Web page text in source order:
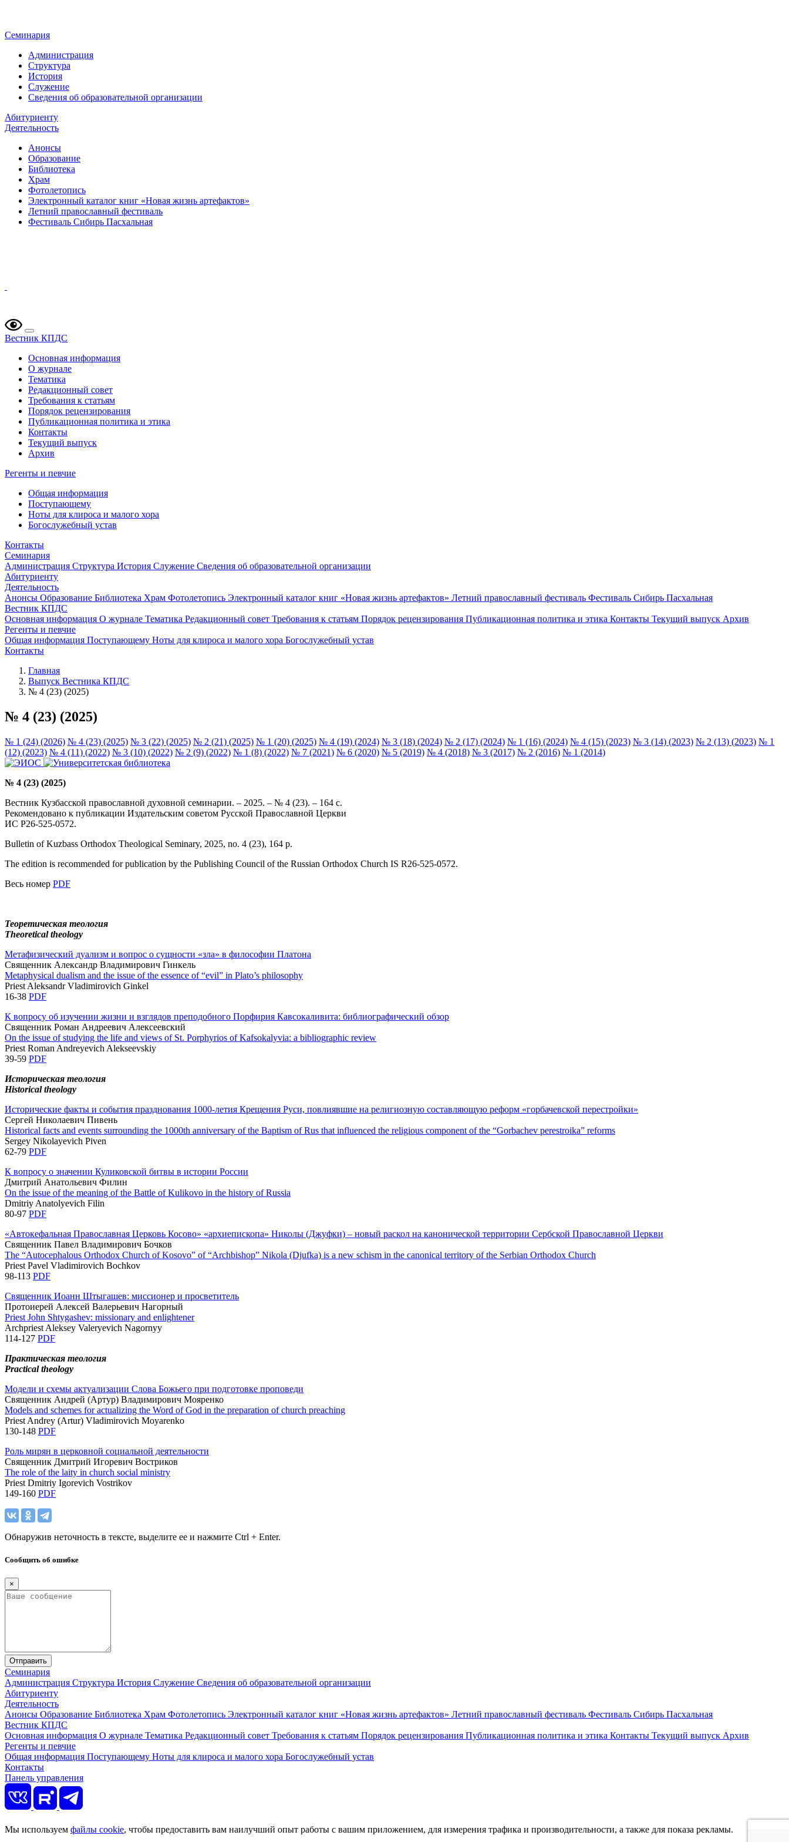
Семинария
Администрация
Структура
История
Служение
Сведения об образовательной организации
Абитуриенту
Деятельность
Анонсы
Образование
Библиотека
Храм
Фотолетопись
Электронный каталог книг «Новая жизнь артефактов»
Летний православный фестиваль
Фестиваль Сибирь Пасхальная
Вестник КПДС
Основная информация
О журнале
Тематика
Редакционный совет
Требования к статьям
Порядок рецензирования
Публикационная политика и этика
Контакты
Текущий выпуск
Архив
Регенты и певчие
Общая информация
Поступающему
Ноты для клироса и малого хора
Богослужебный устав
Контакты
Семинария
Администрация Структура История Служение Сведения об образовательной организации
Абитуриенту
Деятельность
Анонсы Образование Библиотека Храм Фотолетопись Электронный каталог книг «Новая жизнь артефактов» Летний православный фестиваль Фестиваль Сибирь Пасхальная
Вестник КПДС
Основная информация О журнале Тематика Редакционный совет Требования к статьям Порядок рецензирования Публикационная политика и этика Контакты Текущий выпуск Архив
Регенты и певчие
Общая информация Поступающему Ноты для клироса и малого хора Богослужебный устав
Контакты
Главная
Выпуск Вестника КПДС
№ 4 (23) (2025)
№ 4 (23) (2025)
№ 1 (24) (2026) № 4 (23) (2025) № 3 (22) (2025) № 2 (21) (2025) № 1 (20) (2025) № 4 (19) (2024) № 3 (18) (2024) № 2 (17) (2024) № 1 (16) (2024) № 4 (15) (2023) № 3 (14) (2023) № 2 (13) (2023) № 1
(12) (2023) № 4 (11) (2022) № 3 (10) (2022) № 2 (9) (2022) № 1 (8) (2022) № 7 (2021) № 6 (2020) № 5 (2019) № 4 (2018) № 3 (2017) № 2 (2016) № 1 (2014)
№ 4 (23) (2025)
Вестник Кузбасской православной духовной семинарии. – 2025. – № 4 (23). – 164 с.
Рекомендовано к публикации Издательским советом Русской Православной Церкви
ИС Р26-525-0572.
Bulletin of Kuzbass Orthodox Theological Seminary, 2025, no. 4 (23), 164 p.
The edition is recommended for publication by the Publishing Council of the Russian Orthodox Church IS R26-525-0572.
Весь номер PDF
Теоретическая теология
Theoretical theology
Метафизический дуализм и вопрос о сущности «зла» в философии Платона
Священник Александр Владимирович Гинкель
Metaphysical dualism and the issue of the essence of “evil” in Plato’s philosophy
Priest Aleksandr Vladimirovich Ginkel
16-38 PDF
К вопросу об изучении жизни и взглядов преподобного Порфирия Кавсокаливита: библиографический обзор
Священник Роман Андреевич Алексеевский
On the issue of studying the life and views of St. Porphyrios of Kafsokalyvia: a bibliographic review
Priest Roman Andreyevich Alekseevskiy
39-59 PDF
Историческая теология
Historical theology
Исторические факты и события празднования 1000‐летия Крещения Руси, повлиявшие на религиозную составляющую реформ «горбачевской перестройки»
Сергей Николаевич Пивень
Historical facts and events surrounding the 1000th anniversary of the Baptism of Rus that influenced the religious component of the “Gorbachev perestroika” reforms
Sergey Nikolayevich Piven
62-79 PDF
К вопросу о значении Куликовской битвы в истории России
Дмитрий Анатольевич Филин
On the issue of the meaning of the Battle of Kulikovo in the history of Russia
Dmitriy Anatolyevich Filin
80-97 PDF
«Автокефальная Православная Церковь Косово» «архиепископа» Николы (Джуфки) – новый раскол на канонической территории Сербской Православной Церкви
Священник Павел Владимирович Бочков
The “Autocephalous Orthodox Church of Kosovo” of “Archbishop” Nikola (Djufka) is a new schism in the canonical territory of the Serbian Orthodox Church
Priest Pavel Vladimirovich Bochkov
98-113 PDF
Священник Иоанн Штыгашев: миссионер и просветитель
Протоиерей Алексей Валерьевич Нагорный
Priest John Shtygashev: missionary and enlightener
Archpriest Aleksey Valeryevich Nagornyy
114-127 PDF
Практическая теология
Practical theology
Модели и схемы актуализации Слова Божьего при подготовке проповеди
Священник Андрей (Артур) Владимирович Мояренко
Models and schemes for actualizing the Word of God in the preparation of church preaching
Priest Andrey (Artur) Vladimirovich Moyarenko
130-148 PDF
Роль мирян в церковной социальной деятельности
Священник Дмитрий Игоревич Востриков
The role of the laity in church social ministry
Priest Dmitriy Igorevich Vostrikov
149-160 PDF
Обнаружив неточность в тексте, выделите ее и нажмите Ctrl + Enter.
Сообщить об ошибке
×
Отправить
Семинария
Администрация Структура История Служение Сведения об образовательной организации
Абитуриенту
Деятельность
Анонсы Образование Библиотека Храм Фотолетопись Электронный каталог книг «Новая жизнь артефактов» Летний православный фестиваль Фестиваль Сибирь Пасхальная
Вестник КПДС
Основная информация О журнале Тематика Редакционный совет Требования к статьям Порядок рецензирования Публикационная политика и этика Контакты Текущий выпуск Архив
Регенты и певчие
Общая информация Поступающему Ноты для клироса и малого хора Богослужебный устав
Контакты
Панель управления
Мы используем файлы cookie, чтобы предоставить вам наилучший опыт работы с вашим приложением, для измерения трафика и производительности, а также для показа рекламы.